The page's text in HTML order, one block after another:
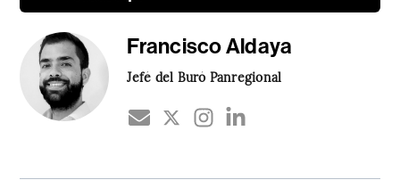
Francisco Aldaya
Jefé del Buró Panregional